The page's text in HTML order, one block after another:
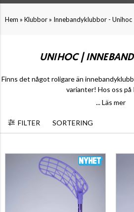
Hem » Klubbor» Innebandyklubbor - Unihoc
UNIHOC |
Finns det något roligare än
varianter! Hos oss på
... Läs mer
FILTER SORTERING